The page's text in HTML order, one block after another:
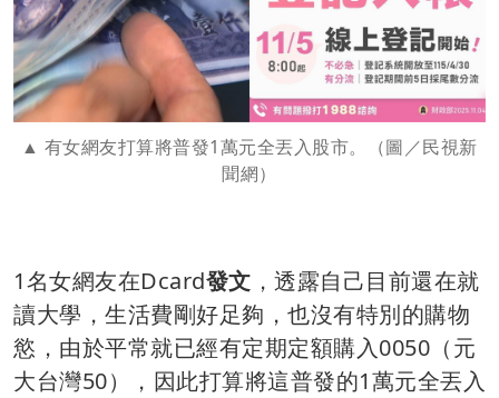
有女網友打算將普發1萬元全丟入股市。（圖／民視新
聞網）
1名女網友在Dcard發文 ，透露自己目前還在就
讀大學，生活費剛好足夠，也沒有特別的購物
慾，由於平常就已經有定期定額購入0050（元
大台灣50），因此打算將這普發的1萬元全丟入